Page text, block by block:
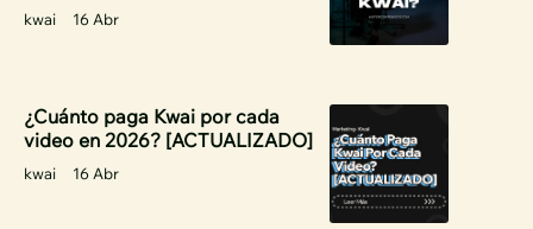
kwai 16 Abr
¿Cuánto paga Kwai por cada
video en 2026? [ACTUALIZADO]
kwai 16 Abr